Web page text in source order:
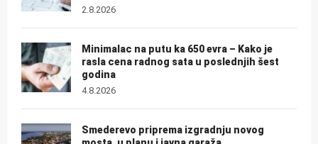
2.8.2026
Minimalac na putu ka 650 evra – Kako je
rasla cena radnog sata u poslednjih šest
godina
4.8.2026
Smederevo priprema izgradnju novog